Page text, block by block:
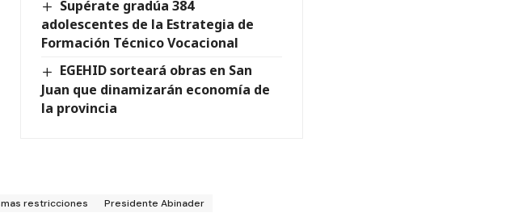
Supérate gradúa 384
adolescentes de la Estrategia de
Formación Técnico Vocacional
EGEHID sorteará obras en San
Juan que dinamizarán economía de
la provincia
restricciones
Presidente Abinader